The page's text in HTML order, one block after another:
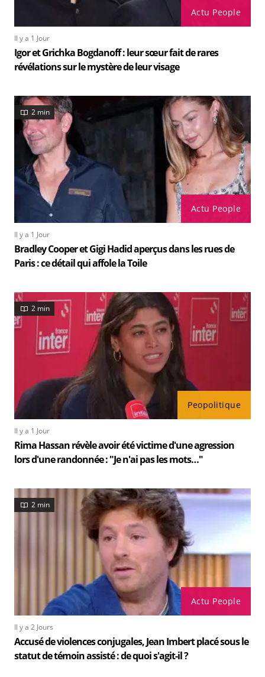
Actu People
Il y a 1 Jour
Igor et Grichka Bogdanoff : leur sœur fait de rares
révélations sur le mystère de leur visage
Actu People
2 min
Il y a 1 Jour
Bradley Cooper et Gigi Hadid aperçus dans les rues de
Paris : ce détail qui affole la Toile
Peopolitique
2 min
Il y a 1 Jour
Rima Hassan révèle avoir été victime d'une agression
lors d'une randonnée : "Je n'ai pas les mots…"
Actu People
2 min
Il y a 2 Jours
Accusé de violences conjugales, Jean Imbert placé sous le
statut de témoin assisté : de quoi s'agit-il ?